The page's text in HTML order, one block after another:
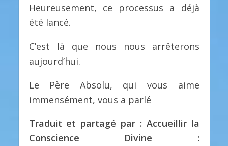
Heureusement, ce processus a déjà
été lancé.
C’est là que nous nous arrêterons
aujourd’hui.
Le Père Absolu, qui vous aime
immensément, vous a parlé
Traduit et partagé par : Accueillir la
Conscience Divine :